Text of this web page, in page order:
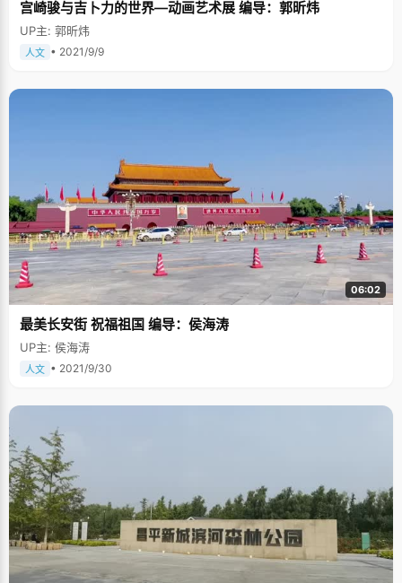
宫崎骏与吉卜力的世界—动画艺术展 编导：郭昕炜
UP主: 郭昕炜
人文 • 2021/9/9
06:02
最美长安街 祝福祖国 编导：侯海涛
UP主: 侯海涛
人文 • 2021/9/30